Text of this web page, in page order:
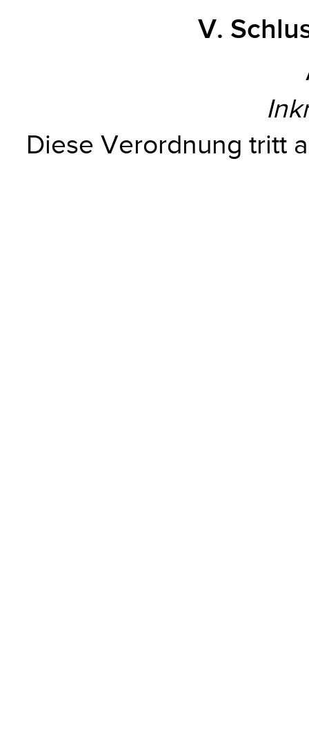
V.
Diese Verordnung tritt